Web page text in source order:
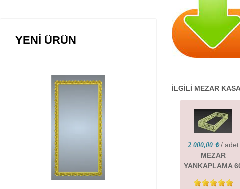
YENİ ÜRÜN
İLGİLİ MEZAR
2 000,00 ₺ / adet
MEZAR
YANKAPLAMA